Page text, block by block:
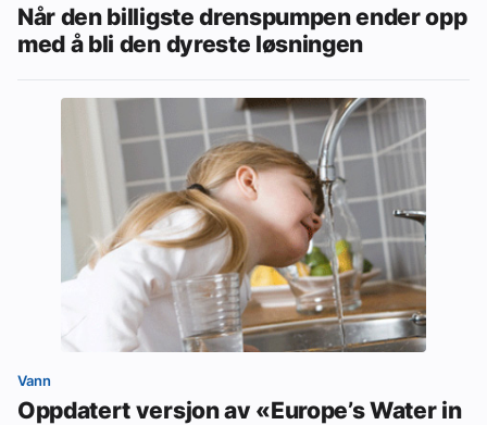
Når den billigste drenspumpen ender opp
med å bli den dyreste løsningen
Vann
Oppdatert versjon av «Europe’s Water in